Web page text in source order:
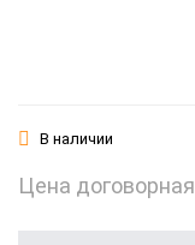
В наличии
Цена договорная